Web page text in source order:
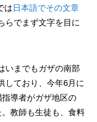
は 日本語でその文章
らでまず文字を目に
いまでもガザの南部
しており、今年6月に
導者がガザ地区の
教師も生徒も、食料